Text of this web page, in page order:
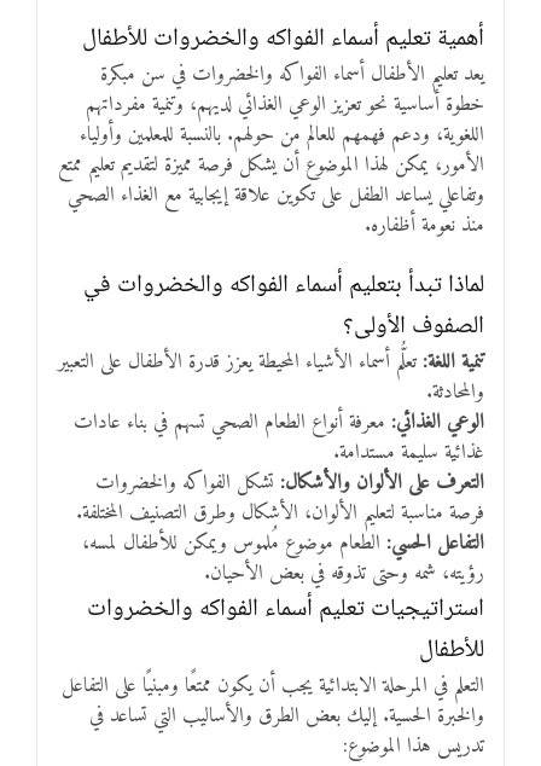
أهمية تعليم أسماء الفواكه والخضروات للأطفال
يعد تعليم الأطفال أسماء الفواكه والخضروات في سن مبكرة
خطوة أساسية نحو تعزيز الوعي الغذائي لديهم، وتنمية مفرداتهم
اللغوية، ودعم فهمهم للعالم من حولهم. بالنسبة للمعلمين وأولياء
الأمور، يمكن لهذا الموضوع أن يشكل فرصة مميزة لتقديم تعليم ممتع
وتفاعلي يساعد الطفل على تكوين علاقة إيجابية مع الغذاء الصحي
منذ نعومة أظفاره.
لماذا تبدأ بتعليم أسماء الفواكه والخضروات في
الصفوف الأولى؟
تنمية اللغة:تعلُّم أسماء الأشياء المحيطة يعزز قدرة الأطفال على التعبير
والمحادثة.
الوعي الغذائي: معرفة أنواع الطعام الصحي تسهم في بناء عادات
غذائية سليمة مستدامة.
التعرف على الألوان والأشكال: تشكل الفواكه والخضروات
فرصة مناسبة لتعليم الألوان، الأشكال وطرق التصنيف المختلفة.
التفاعل الحسي: الطعام موضوع مُلموس ويمكن للأطفال لمسه،
رؤيته، شمه وحتى تذوقه في بعض الأحيان.
استراتيجيات تعليم أسماء الفواكه والخضروات
للأطفال
التعلم في المرحلة الابتدائية يجب أن يكون ممتعًا ومبنيًا على التفاعل
والخبرة الحسية. إليك بعض الطرق والأساليب التي تساعد في
تدريس هذا الموضوع: